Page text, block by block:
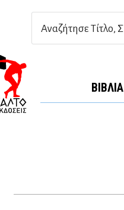
ΒΙΒΛΊΑ